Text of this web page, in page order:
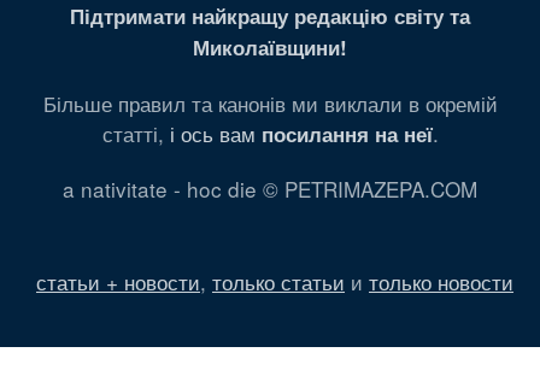
Підтримати найкращу редакцію світу та
Миколаївщини!
Більше правил та канонів ми виклали в окремій
статті, і ось вам посилання на неї.
a nativitate - hoc die © PETRIMAZEPA.COM
статьи + новости, только статьи и только новости